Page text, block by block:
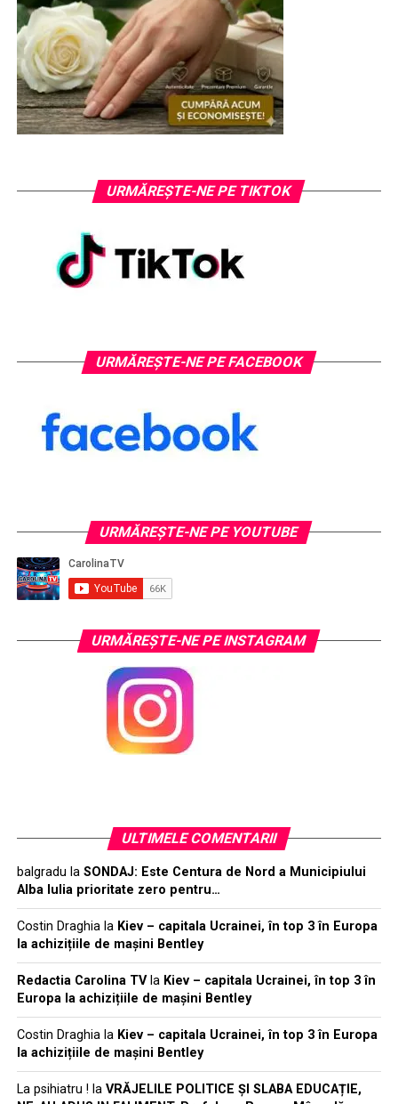
URMĂREȘTE-NE PE TIKTOK
URMĂREȘTE-NE PE FACEBOOK
URMĂREŞTE-NE PE YOUTUBE
URMĂREŞTE-NE PE INSTAGRAM
ULTIMELE COMENTARII
balgradu la SONDAJ: Este Centura de Nord a Municipiului
Alba Iulia prioritate zero pentru…
Costin Draghiala Kiev – capitala Ucrainei, în top 3 în Europa
la achizițiile de mașini Bentley
Redactia Carolina TVla Kiev – capitala Ucrainei, în top 3 în
Europa la achizițiile de mașini Bentley
Costin Draghiala Kiev – capitala Ucrainei, în top 3 în Europa
la achizițiile de mașini Bentley
La psihiatru ! la VRĂJELILE POLITICE ȘI SLABA EDUCAȚIE,